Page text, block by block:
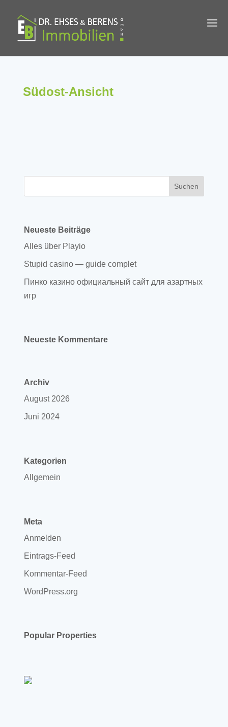
Südost-Ansicht
Neueste Beiträge
Alles über Playio
Stupid casino — guide complet
Пинко казино официальный сайт для азартных
игр
Neueste Kommentare
Archiv
August 2026
Juni 2024
Kategorien
Allgemein
Meta
Anmelden
Eintrags-Feed
Kommentar-Feed
WordPress.org
Popular Properties